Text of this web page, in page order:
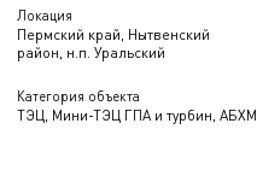
Локация
Пермский край, Нытвенский
район, н.п. Уральский
Категория объекта
ТЭЦ, Мини-ТЭЦ ГПА и турбин, АБХМ